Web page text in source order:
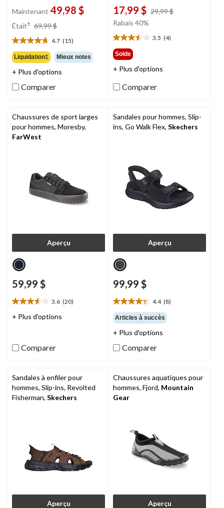
Maintenant 49,98 $
Était± 69,99 $
69,99 $
4.7 (15)
4.7
étoile(s)
sur
5.
15
évaluations
Liquidation‡ Mieux notes
+ Plus d'options
Comparer
17,99 $ 29,99 $
Rabais 40%
3.5 (4)
3.5
étoile(s)
sur
5.
évaluations
Solde
+ Plus d'options
Comparer
Chaussures de sport larges
pour hommes, Moresby,
FarWest
Aperçu
59,99 $
3.6 (20)
3.6
étoile(s)
20
évaluations
+ Plus d'options
Comparer
Sandales pour hommes, Slip-
ins, Go Walk Flex, Skechers
Aperçu
99,99 $
4.4 (8)
4.4
étoile(s)
sur
5.
8
évaluations
Articles à succès
+ Plus d'options
Comparer
Sandales à enfiler pour
hommes, Slip-ins, Revolted
Fisherman, Skechers
Aperçu
Chaussures aquatiques pour
hommes, Fjord, Mountain
Gear
Aperçu